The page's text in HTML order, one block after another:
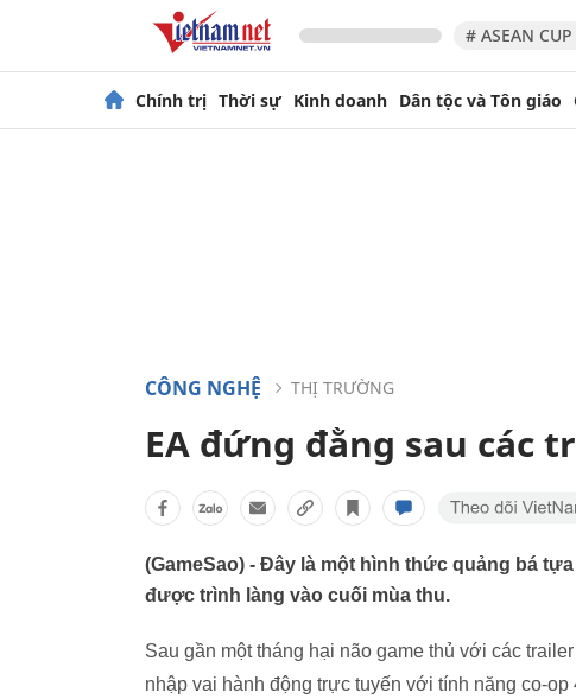
# ASEAN
Chính trị Thời sự Kinh doanh Dân tộc và Tôn giáo
CÔNG NGHỆ THỊ TRƯỜNG
EA đứng đằng sau các
(GameSao) - Đây là một hình thức quảng bá
được trình làng vào cuối mùa thu.
Sau gần một tháng hại não game thủ với các
nhập vai hành động trực tuyến với tính năng co-op